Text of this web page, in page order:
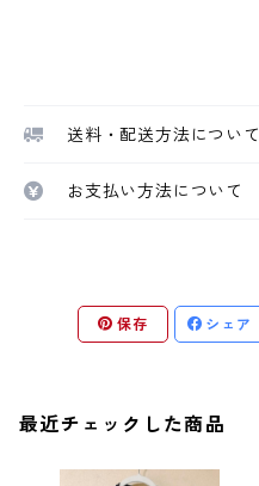
送料・配送方法について
お支払い方法について
保存 シェア
最近チェックした商品